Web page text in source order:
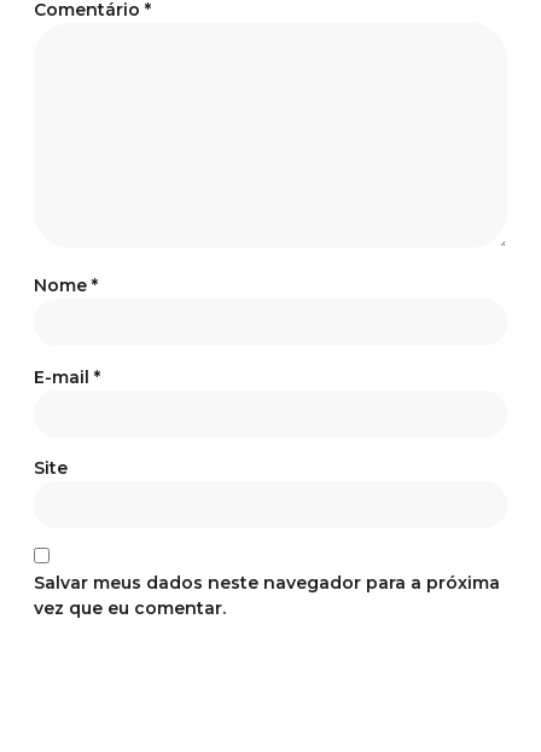
Comentário *
Nome *
E-mail *
Site
Salvar meus dados neste navegador para a próxima
vez que eu comentar.